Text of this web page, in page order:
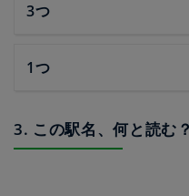
3つ
1つ
3. この駅名、何と読む？